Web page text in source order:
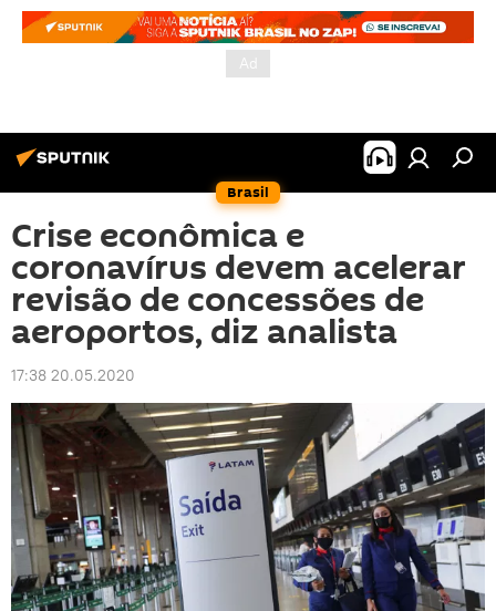
Brasil
Crise econômica e
coronavírus devem acelerar
revisão de concessões de
aeroportos, diz analista
17:38 20.05.2020